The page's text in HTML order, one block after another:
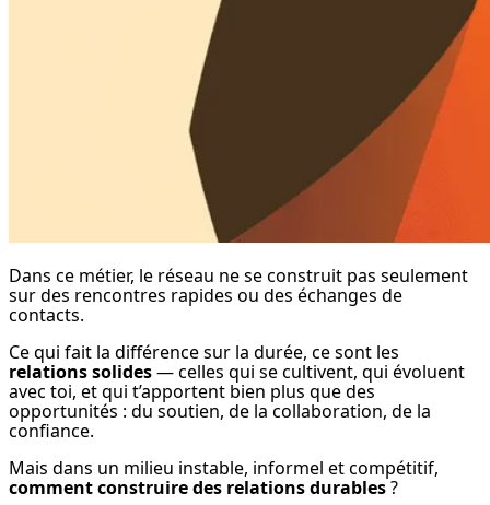
Dans ce métier, le réseau ne se construit pas seulement
sur des rencontres rapides ou des échanges de
contacts.
relations solides — celles qui se cultivent, qui évoluent
avec toi, et qui t’apportent bien plus que des
opportunités : du soutien, de la collaboration, de la
confiance.
comment construire des relations durables ?